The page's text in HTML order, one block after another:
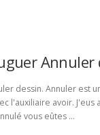
Annuler
dessin. Annuler est
l'auxiliaire avoir. J'eus
vous eûtes …